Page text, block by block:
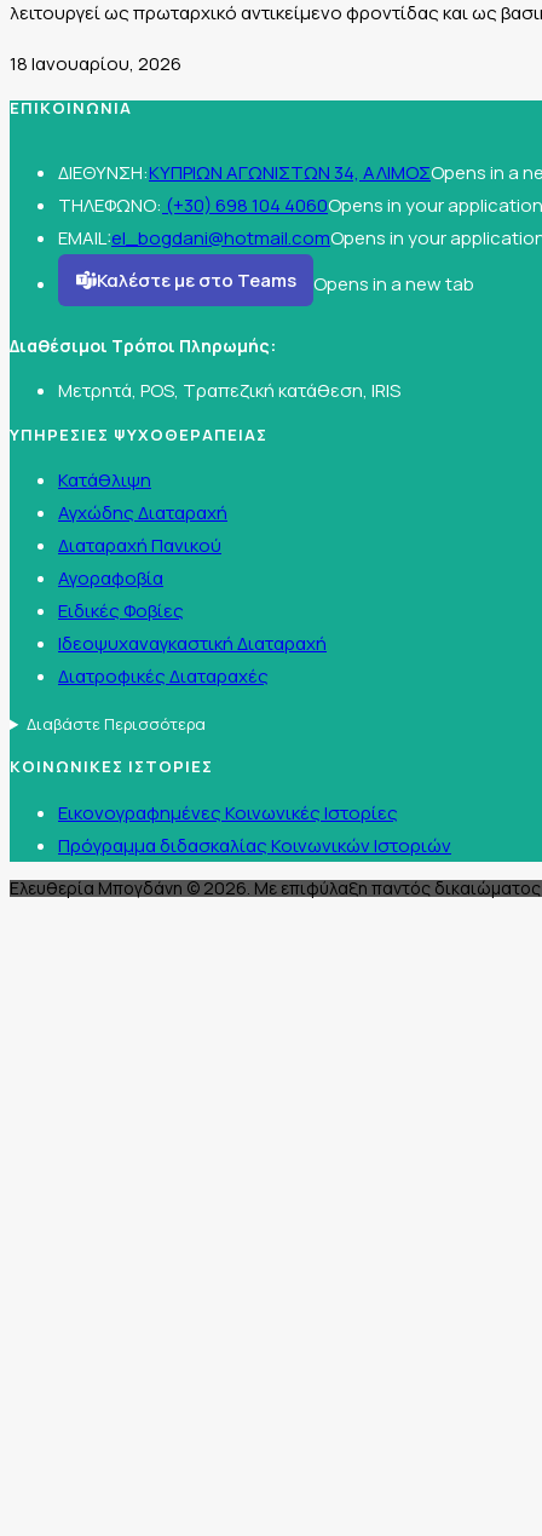
λειτουργεί ως πρωταρχικό αντικείμενο φροντίδας και ως
18 Ιανουαρίου, 2026
ΕΠΙΚΟΙΝΩΝΙΑ
ΔΙΕΘΥΝΣΗ:ΚΥΠΡΙΩΝ ΑΓΩΝΙΣΤΩΝ 34, ΑΛΙΜΟΣOpens in a
ΤΗΛΕΦΩΝΟ: (+30) 698 104 4060Opens in your application
EMAIL:el_bogdani@hotmail.comOpens in your
Καλέστε με στο Teams
Opens in a new tab
Διαθέσιμοι Τρόποι Πληρωμής:
Μετρητά, POS, Τραπεζική κατάθεση, IRIS
ΥΠΗΡΕΣΙΕΣ ΨΥΧΟΘΕΡΑΠΕΙΑΣ
Κατάθλιψη
Αγχώδης Διαταραχή
Διαταραχή Πανικού
Αγοραφοβία
Ειδικές Φοβίες
Ιδεοψυχαναγκαστική Διαταραχή
Διατροφικές Διαταραχές
Διαβάστε Περισσότερα
ΚΟΙΝΩΝΙΚΕΣ ΙΣΤΟΡΙΕΣ
Εικονογραφημένες Κοινωνικές Ιστορίες
Πρόγραμμα διδασκαλίας Κοινωνικών Ιστοριών
Ελευθερία Μπογδάνη © 2026. Με επιφύλαξη παντός